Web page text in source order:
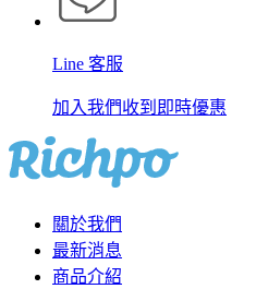
Line 客服
加入我們收到即時優惠
關於我們
最新消息
商品介紹